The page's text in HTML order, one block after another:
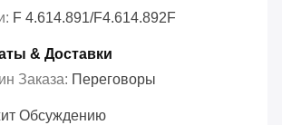
F 4.614.891/F4.614.892F
& Доставки
Заказа: Переговоры
Обсуждению